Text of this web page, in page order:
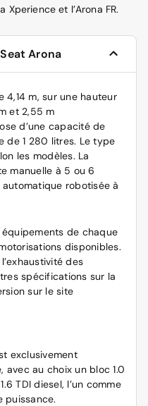
Xperience et l’Arona FR.
Arona
4,14 m, sur une hauteur
et 2,55 m
d’une capacité de
de 1 280 litres. Le type
les modèles. La
manuelle à 5 ou 6
automatique robotisée à
de chaque
disponibles.
des
spécifications sur la
sur le site
exclusivement
au choix un bloc 1.0
TDI diesel, l’un comme
puissance.